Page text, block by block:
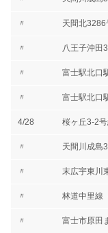
〃 天間北
〃 八王子沖田
〃 富士駅北口
〃 富士駅北口
4/28 桜ヶ丘3-2
〃 天間川成島
〃 末広宇東川
〃 林道中里線
〃 富士市原田